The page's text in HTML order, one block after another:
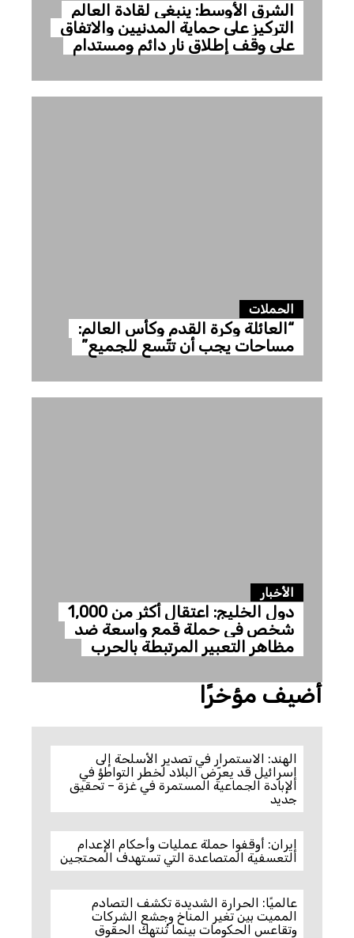
الشرق الأوسط: ينبغي لقادة العالم
التركيز على حماية المدنيين والاتفاق
على وقف إطلاق نار دائم ومستدام
الحملات
“العائلة وكرة القدم وكأس العالم:
مساحات يجب أن تتّسع للجميع”
الأخبار
دول الخليج: اعتقال أكثر من 1,000
شخص في حملة قمع واسعة ضد
مظاهر التعبير المرتبطة بالحرب
أضيف مؤخرًا
الهند: الاستمرار في تصدير الأسلحة إلى
إسرائيل قد يعرّض البلاد لخطر التواطؤ في
الإبادة الجماعية المستمرة في غزة – تحقيق
جديد
إيران: أوقفوا حملة عمليات وأحكام الإعدام
التعسفية المتصاعدة التي تستهدف المحتجين
عالميًا: الحرارة الشديدة تكشف التصادم
المميت بين تغير المناخ وجشع الشركات
وتقاعس الحكومات بينما تُنتهك الحقوق